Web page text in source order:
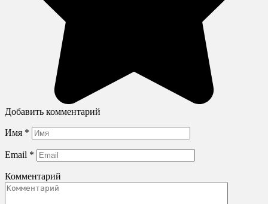
Добавить комментарий
Имя *
Email *
Комментарий